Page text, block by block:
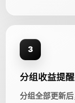
3
分组收益提醒
分组全部更新